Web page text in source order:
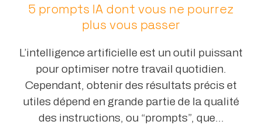
5 prompts IA dont vous ne pourrez
plus vous passer
L’intelligence artificielle est un outil puissant
pour optimiser notre travail quotidien.
Cependant, obtenir des résultats précis et
utiles dépend en grande partie de la qualité
des instructions, ou “prompts”, que...